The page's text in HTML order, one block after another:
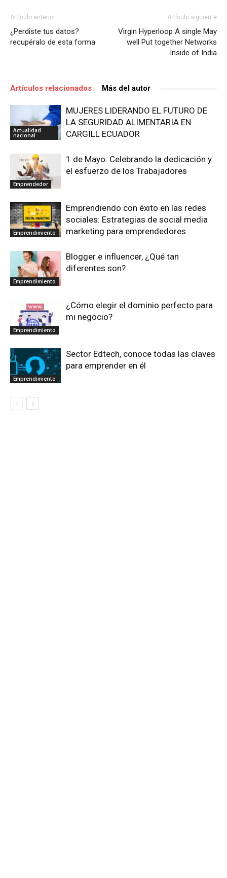
Artículo anterior
¿Perdiste tus datos?
recupéralo de esta forma
Artículo siguiente
Virgin Hyperloop A single May
well Put together Networks
Inside of India
Artículos relacionados Más del autor
Actualidad
nacional
MUJERES LIDERANDO EL FUTURO DE
LA SEGURIDAD ALIMENTARIA EN
CARGILL ECUADOR
Emprendedor
1 de Mayo: Celebrando la dedicación y
el esfuerzo de los Trabajadores
Emprendimiento
Emprendiendo con éxito en las redes
sociales: Estrategias de social media
marketing para emprendedores
Emprendimiento
Blogger e influencer, ¿Qué tan
diferentes son?
Emprendimiento
¿Cómo elegir el dominio perfecto para
mi negocio?
Emprendimiento
Sector Edtech, conoce todas las claves
para emprender en él